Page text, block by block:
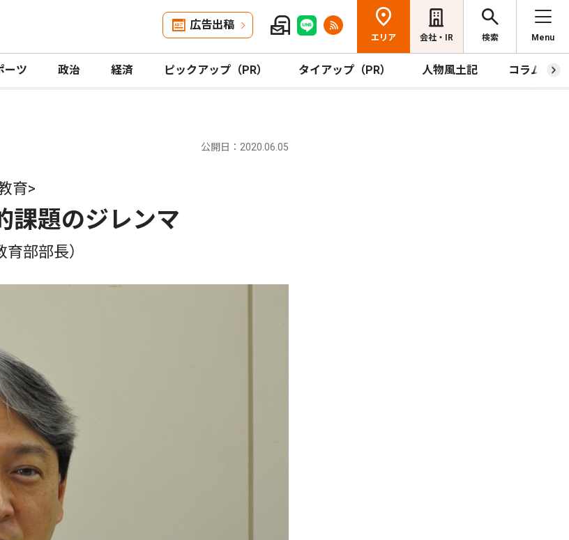
広告出稿
エリア 会社・IR 検索 Menu
ーツ 政治 経済 ピックアップ（PR） タイアップ（PR） 人物風土記 コラム
公開日：2020.06.05
育>
課題のジレンマ
部部長）